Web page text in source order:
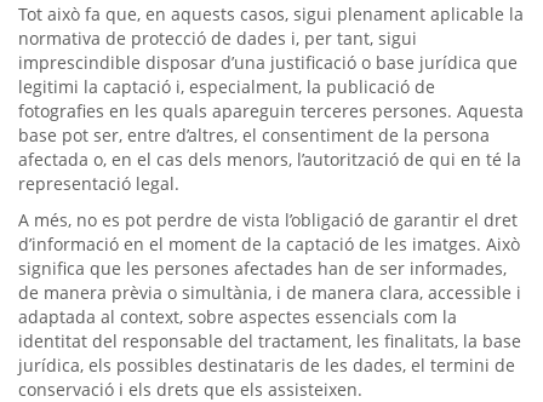
Tot això fa que, en aquests casos, sigui plenament aplicable la
normativa de protecció de dades i, per tant, sigui
imprescindible disposar d’una justificació o base jurídica que
legitimi la captació i, especialment, la publicació de
fotografies en les quals apareguin terceres persones. Aquesta
base pot ser, entre d’altres, el consentiment de la persona
afectada o, en el cas dels menors, l’autorització de qui en té la
representació legal.
A més, no es pot perdre de vista l’obligació de garantir el dret
d’informació en el moment de la captació de les imatges. Això
significa que les persones afectades han de ser informades,
de manera prèvia o simultània, i de manera clara, accessible i
adaptada al context, sobre aspectes essencials com la
identitat del responsable del tractament, les finalitats, la base
jurídica, els possibles destinataris de les dades, el termini de
conservació i els drets que els assisteixen.